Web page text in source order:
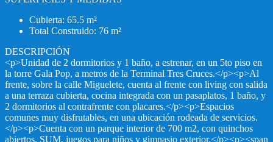
Cubierta: 65.5 m²
Total Construido: 76 m²
DESCRIPCIÓN
<p>Unidad de 2 dormitorios y 1 baño, a estrenar, en un 5to piso en
la torre Gala Pop, a metros de la Terminal Tres Cruces.</p><p>Al
frente, sobre la calle Miguelete, cuenta al frente con living con salida
a una terraza cubierta, cocina integrada con un pasaplatos, 1 baño, y
2 dormitorios al contrafrente con placares.</p><p>Espacios
comunes muy disfrutables, en una ubicación rodeada de servicios.
</p><p>Cuenta con un parque interior de 700 m2, con quinchos
abiertos, SUM, juegos para niños y gimnasio exterior.</p><p><span